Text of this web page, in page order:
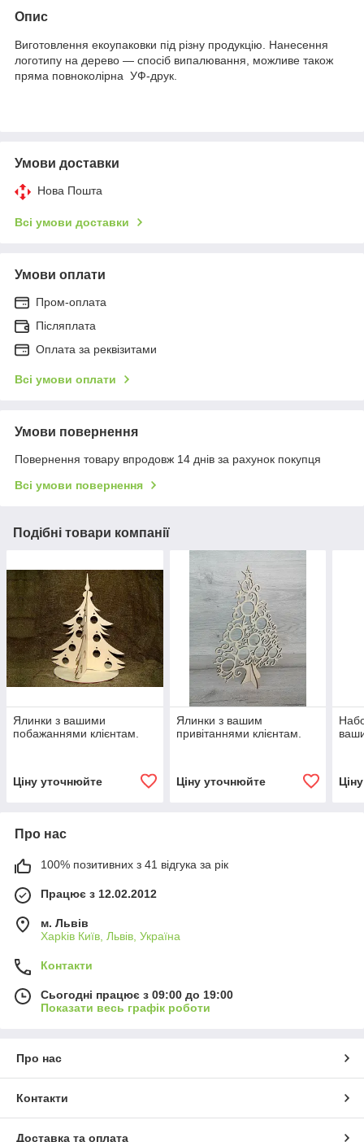
Опис
Виготовлення екоупаковки під різну продукцію. Нанесення
логотипу на дерево — спосіб випалювання, можливе також
пряма повноколірна УФ-друк.
Умови доставки
Нова Пошта
Всі умови доставки
Умови оплати
Пром-оплата
Післяплата
Оплата за реквізитами
Всі умови оплати
Умови повернення
Повернення товару впродовж 14 днів за рахунок покупця
Всі умови повернення
Подібні товари компанії
Ялинки з вашими
побажаннями клієнтам.
Ціну уточнюйте
Ялинки з вашим
привітаннями клієнтам.
Ціну уточнюйте
Про нас
100% позитивних з 41 відгука за рік
Працює з 12.02.2012
м. Львів
Харkiв Київ, Львів, Україна
Контакти
Сьогодні працює з 09:00 до 19:00
Показати весь графік роботи
Про нас
Контакти
Доставка та оплата